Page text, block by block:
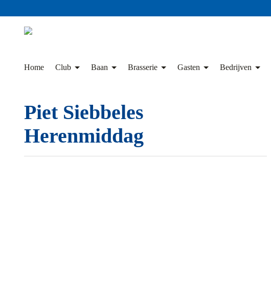
Home Club Baan Brasserie Gasten Bedrijven
Piet Siebbeles
Herenmiddag